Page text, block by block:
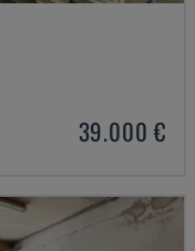
39.000 €